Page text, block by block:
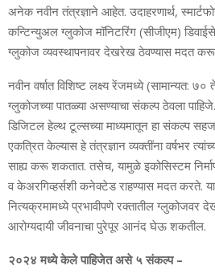
अनेक नवीन तंत्रज्ञाने आहेत. उदाहरणार्थ,
कन्टिन्‍युअल ग्‍लुकोज मॉनिटरिंग (सीजीएम)
ग्‍लुकोज व्‍यवस्‍थापनावर देखरेख ठेवण्‍यास मदत
नवीन वर्षात विशिष्‍ट लक्ष्‍य रेंजमध्‍ये (सामान्‍यत:
ग्‍लुकोजच्‍या पातळ्या असण्‍याचा संकल्‍प ठेवला
डिजिटल हेल्‍थ टूल्‍सच्‍या माध्‍यमातून हा संकल्‍प
एकत्रित केल्‍यास हे तंत्रज्ञान व्‍यक्‍तींना वर्षभर
साह्य करू शकतात. तसेच, यामुळे इकोसिस्‍टम
व केअरगिव्‍हर्सशी कनेक्‍टेड राहण्‍यास मदत करते.
नित्‍यक्रमामध्‍ये प्रभावीपणे रक्‍तातील ग्‍लुकोजवर
आरोग्‍यदायी जीवनाचा पुरेपूर आनंद घेऊ शकतील.
२०२४ मध्‍ये केले पाहिजेत असे ५ संकल्‍प –